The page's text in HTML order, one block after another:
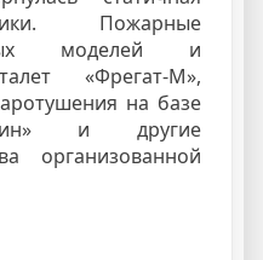
Пожарные
моделей и
«Фрегат-М»,
на базе
и другие
организованной